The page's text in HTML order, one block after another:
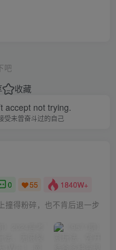
吧
收藏
accept not trying.
受未曾奋斗过的自己
0 55 1840W+
撞得粉碎，也不肯后退一步